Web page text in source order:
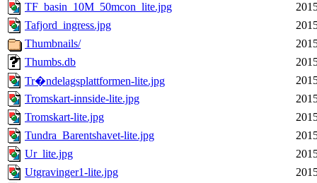
TF_basin_10M_50mcon_lite.jpg
Tafjord_ingress.jpg
Thumbnails/
Thumbs.db
Tr�ndelagsplattformen-lite.jpg
Tromskart-innside-lite.jpg
Tromskart-lite.jpg
Tundra_Barentshavet-lite.jpg
Ur_lite.jpg
Utgravinger1-lite.jpg